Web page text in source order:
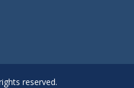
reserved.